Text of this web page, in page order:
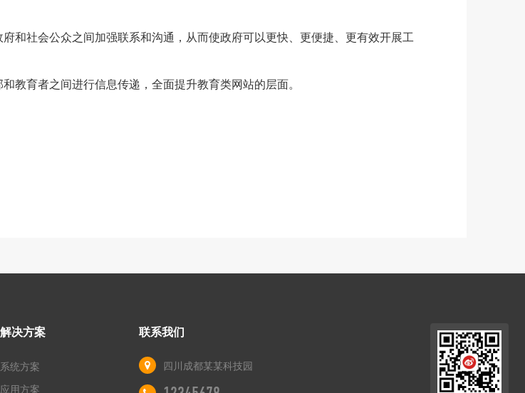
和社会公众之间加强联系和沟通，从而使政府可以更快、更便捷、更有效开展工
教育者之间进行信息传递，全面提升教育类网站的层面。
解决方案
系统方案
应用方案
联系我们
四川成都某某科技园